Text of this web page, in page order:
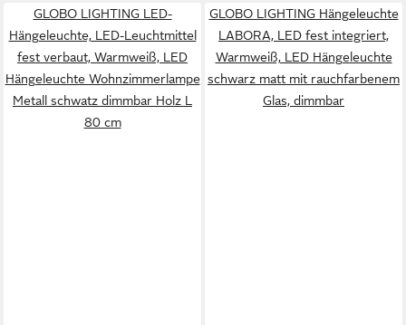
GLOBO LIGHTING LED-
Hängeleuchte, LED-Leuchtmittel
fest verbaut, Warmweiß, LED
Hängeleuchte Wohnzimmerlampe
Metall schwatz dimmbar Holz L
80 cm
GLOBO LIGHTING Hängeleuchte
LABORA, LED fest integriert,
Warmweiß, LED Hängeleuchte
schwarz matt mit rauchfarbenem
Glas, dimmbar